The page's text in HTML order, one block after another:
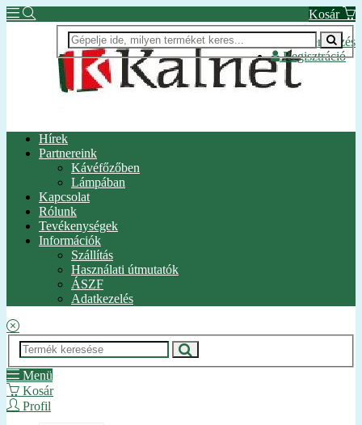
Kosár
Bejelentkezés
Regisztráció
Hírek
Partnereink
Kávéfőzőben
Lámpában
Kapcsolat
Rólunk
Tevékenységek
Információk
Szállítás
Használati útmutatók
ÁSZF
Adatkezelés
Menü
Kosár
Profil